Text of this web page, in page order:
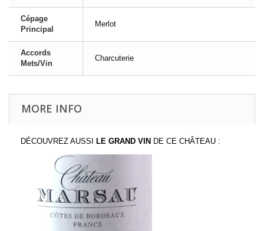
Cépage
Principal
Merlot
Accords
Mets/Vin
Charcuterie
MORE INFO
DÉCOUVREZ AUSSI LE GRAND VIN DE CE CHÂTEAU :